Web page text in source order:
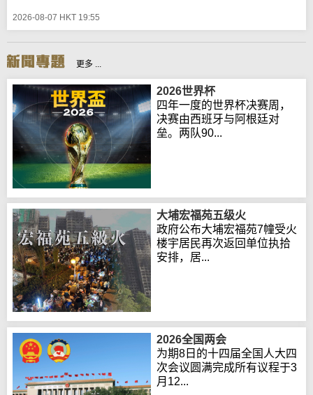
2026-08-07 HKT 19:55
更多 ...
2026世界杯
四年一度的世界杯决赛周，
决赛由西班牙与阿根廷对
垒。两队90...
大埔宏福苑五级火
政府公布大埔宏福苑7幢受火
楼宇居民再次返回单位执拾
安排，居...
2026全国两会
为期8日的十四届全国人大四
次会议圆满完成所有议程于3
月12...